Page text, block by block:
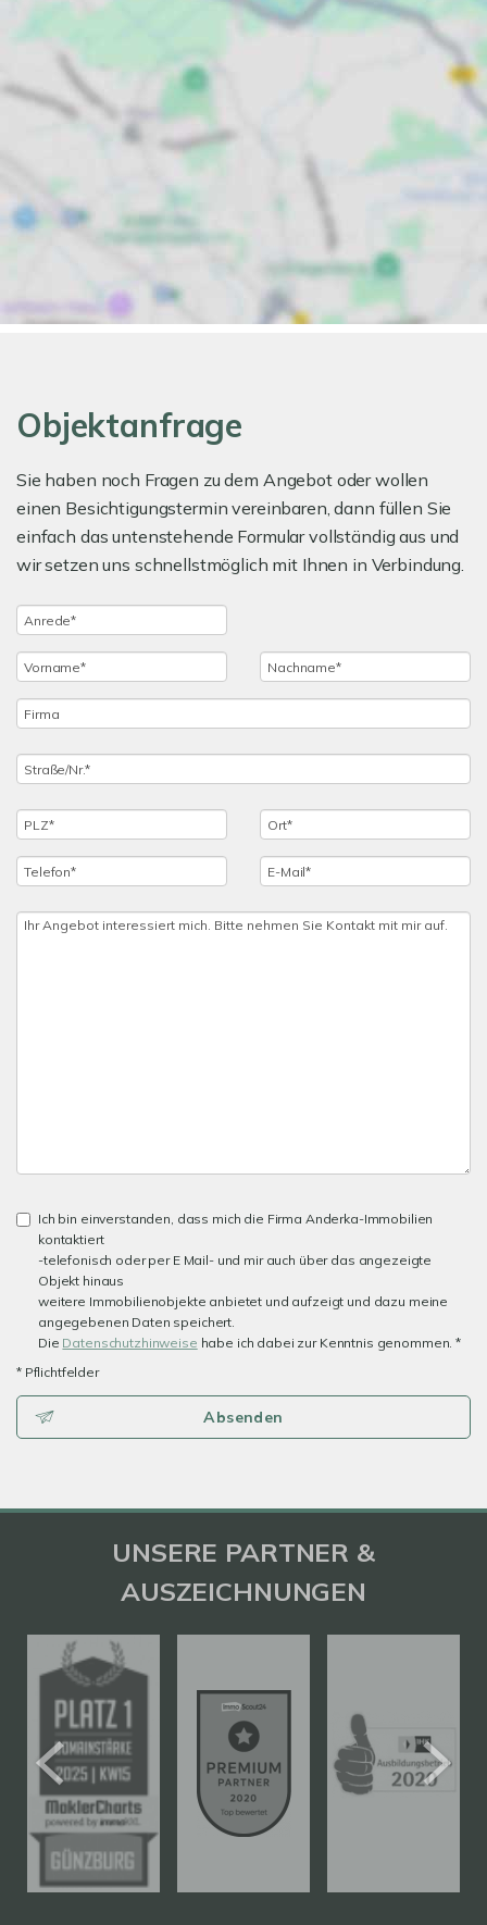
Objektanfrage
Sie haben noch Fragen zu dem Angebot oder wollen
einen Besichtigungstermin vereinbaren, dann füllen Sie
einfach das untenstehende Formular vollständig aus und
wir setzen uns schnellstmöglich mit Ihnen in Verbindung.
Ich bin einverstanden, dass mich die Firma Anderka-Immobilien
kontaktiert
-telefonisch oder per E Mail- und mir auch über das angezeigte
Objekt hinaus
weitere Immobilienobjekte anbietet und aufzeigt und dazu meine
angegebenen Daten speichert.
Die Datenschutzhinweise habe ich dabei zur Kenntnis genommen. *
* Pflichtfelder
Absenden
UNSERE PARTNER &
AUSZEICHNUNGEN